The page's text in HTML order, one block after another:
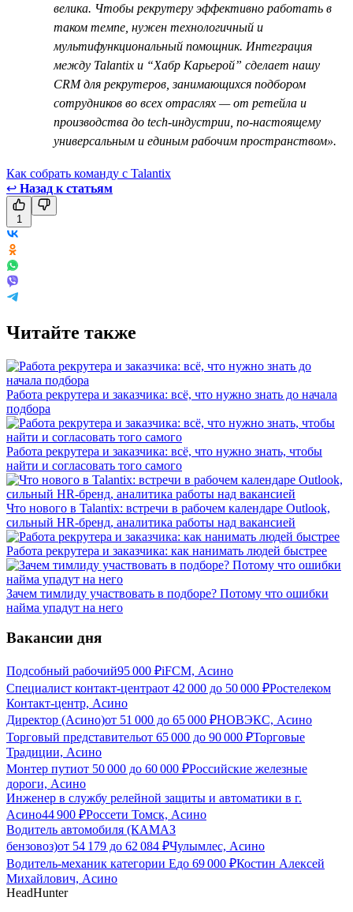
велика. Чтобы рекрутеру эффективно работать в
таком темпе, нужен технологичный и
мультифункциональный помощник. Интеграция
между Talantix и “Хабр Карьерой” сделает нашу
CRM для рекрутеров, занимающихся подбором
сотрудников во всех отраслях — от ретейла и
производства до tech-индустрии, по-настоящему
универсальным и единым рабочим пространством».
Как собрать команду с Talantix
↩ Назад к статьям
1
Читайте также
Работа рекрутера и заказчика: всё, что нужно знать до начала
подбора
Работа рекрутера и заказчика: всё, что нужно знать, чтобы
найти и согласовать того самого
Что нового в Talantix: встречи в рабочем календаре Outlook,
сильный HR-бренд, аналитика работы над вакансией
Работа рекрутера и заказчика: как нанимать людей быстрее
Зачем тимлиду участвовать в подборе? Потому что ошибки
найма упадут на него
Вакансии дня
Подсобный рабочий95 000 ₽iFCM, Асино
Специалист контакт-центраот 42 000 до 50 000 ₽Ростелеком
Контакт-центр, Асино
Директор (Асино)от 51 000 до 65 000 ₽НОВЭКС, Асино
Торговый представительот 65 000 до 90 000 ₽Торговые
Традиции, Асино
Монтер путиот 50 000 до 60 000 ₽Российские железные
дороги, Асино
Инженер в службу релейной защиты и автоматики в г.
Асино44 900 ₽Россети Томск, Асино
Водитель автомобиля (КАМАЗ
бензовоз)от 54 179 до 62 084 ₽Чулымлес, Асино
Водитель-механик категории Едо 69 000 ₽Костин Алексей
Михайлович, Асино
HeadHunter